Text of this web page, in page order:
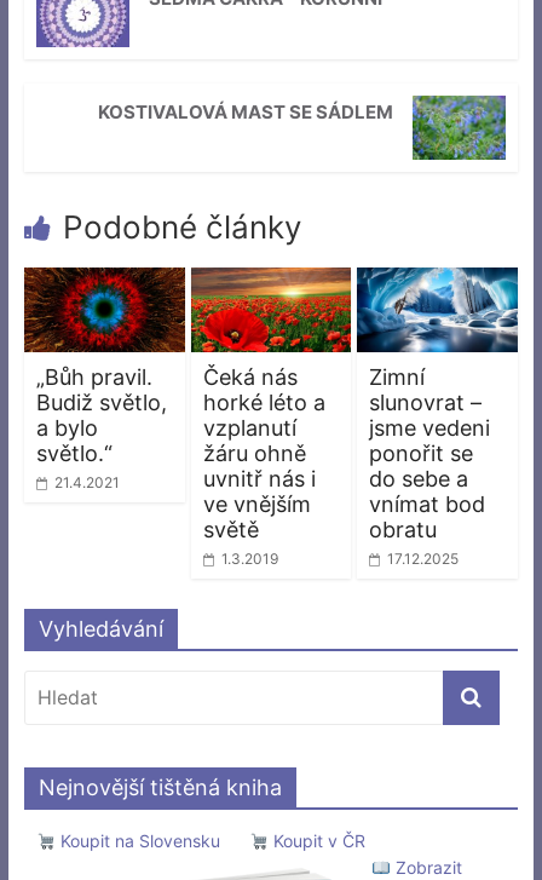
KOSTIVALOVÁ MAST SE SÁDLEM
Podobné články
„Bůh pravil.
Budiž světlo,
a bylo
světlo.“
21.4.2021
Čeká nás
horké léto a
vzplanutí
žáru ohně
uvnitř nás i
ve vnějším
světě
1.3.2019
Zimní
slunovrat –
jsme vedeni
ponořit se
do sebe a
vnímat bod
obratu
17.12.2025
Vyhledávání
Nejnovější tištěná kniha
Koupit na Slovensku
Koupit v ČR
Zobrazit